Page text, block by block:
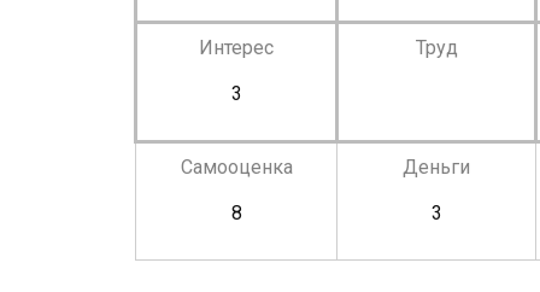
Интерес
3
Труд
Самооценка
8
Деньги
3